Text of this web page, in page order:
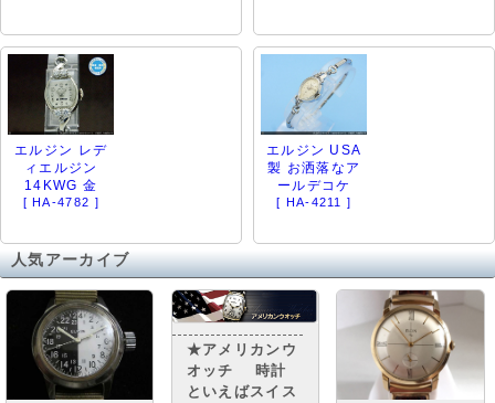
エルジン レデ
ィエルジン
14KWG 金
[ HA-4782 ]
エルジン USA
製 お洒落なア
ールデコケ
[ HA-4211 ]
人気アーカイブ
★アメリカンウ
オッチ 時計
といえばスイス